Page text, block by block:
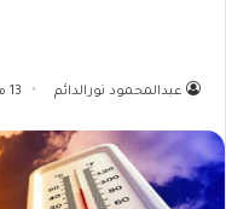
عبدالمحمود نورالدائم 13 مايو 2025 - 4:42 مساءً